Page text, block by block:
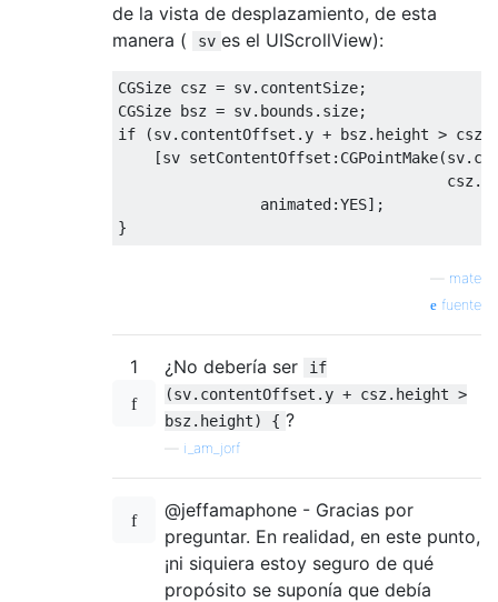
de la vista de desplazamiento, de esta
manera (
sv es el UIScrollView):
CGSize csz = sv. contentSize;
CGSize bsz = sv. bounds . size;
if
(sv. contentOffset . y + bsz. height > csz
[sv setContentOffset : CGPointMake(sv.
                                     csz
.
                animated
:YES];
}
mate
fuente
1 ¿No debería ser
if
(sv.contentOffset.y + csz.height >
bsz.height) { ?
i_am_jorf
@jeffamaphone - Gracias por
preguntar. En realidad, en este punto,
¡ni siquiera estoy seguro de qué
propósito se suponía que debía